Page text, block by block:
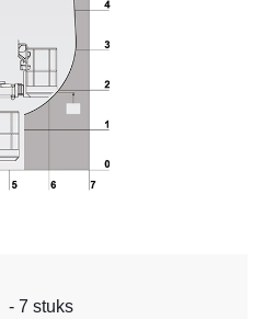
- 7 stuks